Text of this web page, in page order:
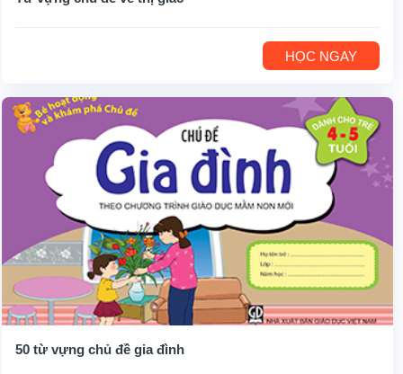
HỌC NGAY
50 từ vựng chủ đề gia đình